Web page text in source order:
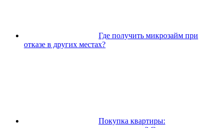
Где получить микрозайм при
отказе в других местах?
Покупка квартиры: